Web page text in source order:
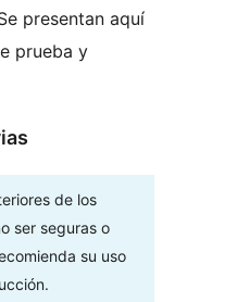
presentan aquí
prueba y
de los
ser seguras o
su uso